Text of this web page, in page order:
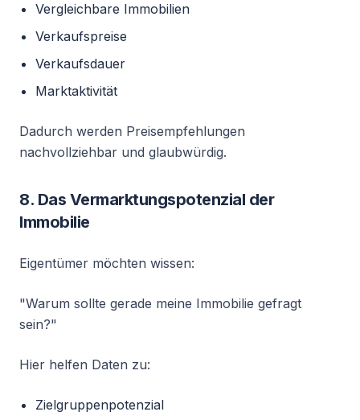
Vergleichbare Immobilien
Verkaufspreise
Verkaufsdauer
Marktaktivität
Dadurch werden Preisempfehlungen
nachvollziehbar und glaubwürdig.
8. Das Vermarktungspotenzial der
Immobilie
Eigentümer möchten wissen:
"Warum sollte gerade meine Immobilie gefragt
sein?"
Hier helfen Daten zu:
Zielgruppenpotenzial